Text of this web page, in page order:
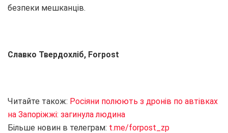
безпеки мешканців.
Славко Твердохліб, Forpost
Читайте також: Росіяни полюють з дронів по автівках
на Запоріжжі: загинула людина
Більше новин в телеграм: t.me/forpost_zp